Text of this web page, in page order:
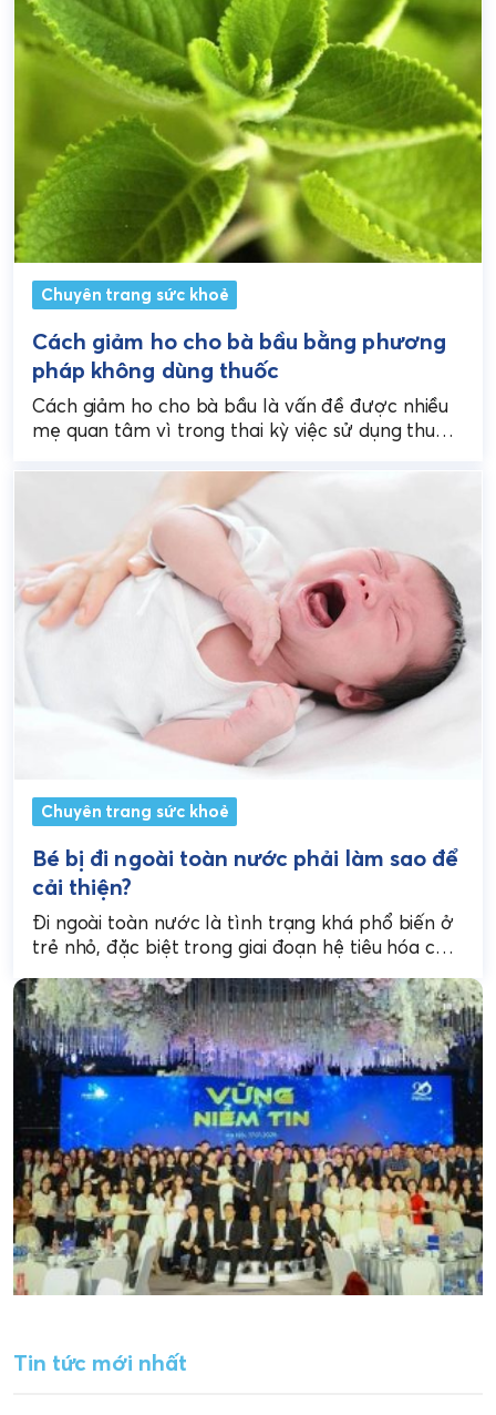
Chuyên trang sức khoẻ
Cách giảm ho cho bà bầu bằng phương
pháp không dùng thuốc
Cách giảm ho cho bà bầu là vấn đề được nhiều
mẹ quan tâm vì trong thai kỳ việc sử dụng thuốc
Chuyên trang sức khoẻ
Bé bị đi ngoài toàn nước phải làm sao để
cải thiện?
Đi ngoài toàn nước là tình trạng khá phổ biến ở
trẻ nhỏ, đặc biệt trong giai đoạn hệ tiêu hóa còn
Tin tức mới nhất